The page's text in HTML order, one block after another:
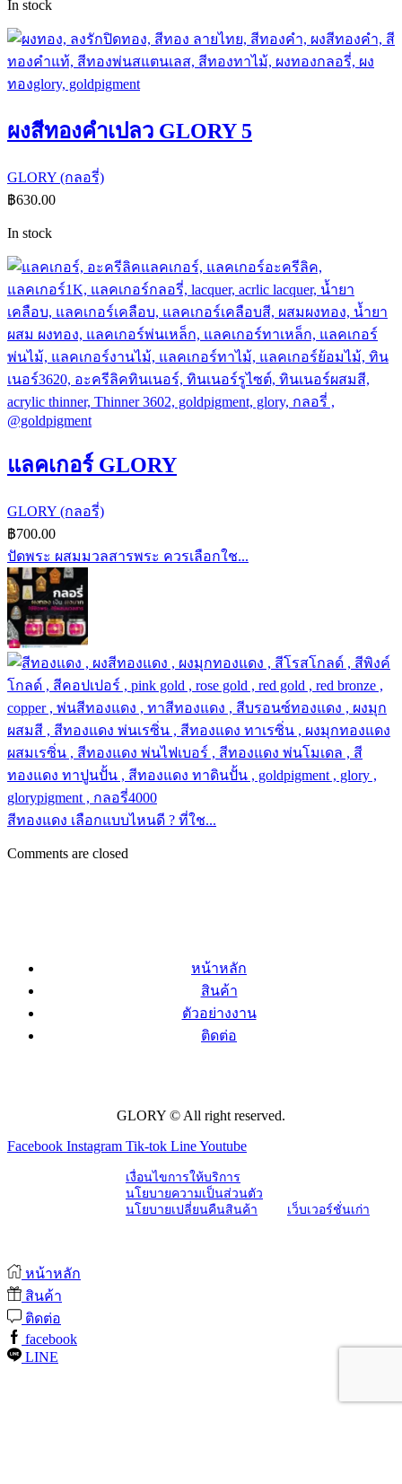
In stock
ผงสีทองคำเปลว GLORY 5
GLORY (กลอรี่)
฿630.00
In stock
แลคเกอร์ GLORY
GLORY (กลอรี่)
฿700.00
ปัดพระ ผสมมวลสารพระ ควรเลือกใช...
สีทองแดง เลือกแบบไหนดี ? ที่ใช...
Comments are closed
หน้าหลัก
สินค้า
ตัวอย่างงาน
ติดต่อ
GLORY © All right reserved.
Facebook Instagram Tik-tok LineYoutube
เงื่อนไขการให้บริการ
นโยบายความเป็นส่วนตัว
นโยบายเปลี่ยนคืนสินค้า
เว็บเวอร์ชั่นเก่า
หน้าหลัก
สินค้า
ติดต่อ
facebook
LINE